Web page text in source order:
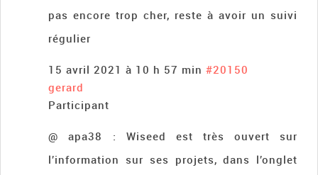
pas encore trop cher, reste à avoir un suivi
régulier
15 avril 2021 à 10 h 57 min #20150
gerard
Participant
@ apa38 : Wiseed est très ouvert sur
l’information sur ses projets, dans l’onglet